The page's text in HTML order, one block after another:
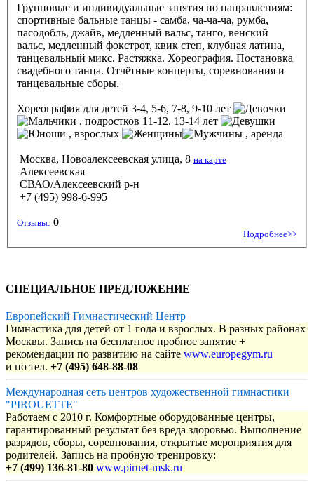
Групповые и индивидуальные занятия по направлениям:
спортивные бальные танцы - самба, ча-ча-ча, румба,
пасодобль, джайв, медленный вальс, танго, венский
вальс, медленный фокстрот, квик степ, клубная латина,
танцевальный микс. Растяжка. Хореография. Постановка
свадебного танца. Отчётные концерты, соревнования и
танцевальные сборы.
Хореография для детей 3-4, 5-6, 7-8, 9-10 лет
, подростков 11-12, 13-14 лет
, взрослых
, аренда
Москва, Новоалексеевская улица, 8 на карте
Алексеевская
СВАО/Алексеевский р-н
+7 (495) 998-6-995
Отзывы: 0
Подробнее>>
СПЕЦИАЛЬНОЕ ПРЕДЛОЖЕНИЕ
Европейский Гимнастический Центр
Гимнастика для детей от 1 года и взрослых. В разных районах
Москвы. Запись на бесплатное пробное занятие +
рекомендации по развитию на сайте www.europegym.ru
и по тел. +7 (495) 648-88-08
Международная сеть центров художественной гимнастики
"PIROUETTE"
Работаем с 2010 г. Комфортные оборудованные центры,
гарантированный результат без вреда здоровью. Выполнение
разрядов, сборы, соревнования, открытые мероприятия для
родителей. Запись на пробную тренировку:
+7 (499) 136-81-80 www.piruet-msk.ru